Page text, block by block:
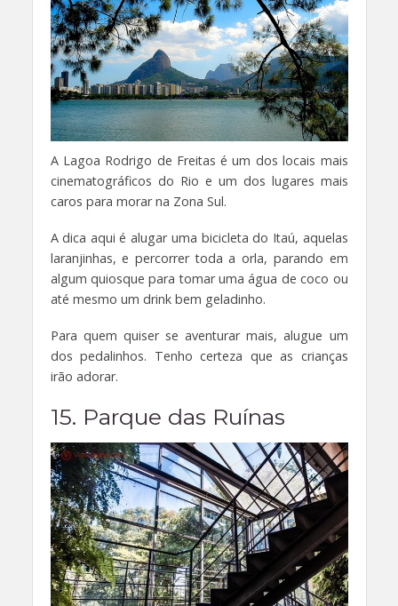
A Lagoa Rodrigo de Freitas é um dos locais mais
cinematográficos do Rio e um dos lugares mais
caros para morar na Zona Sul.
A dica aqui é alugar uma bicicleta do Itaú, aquelas
laranjinhas, e percorrer toda a orla, parando em
algum quiosque para tomar uma água de coco ou
até mesmo um drink bem geladinho.
Para quem quiser se aventurar mais, alugue um
dos pedalinhos. Tenho certeza que as crianças
irão adorar.
15. Parque das Ruínas